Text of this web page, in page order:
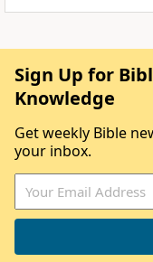
Sign Up for
Knowledge
Get weekly Bible
your inbox.